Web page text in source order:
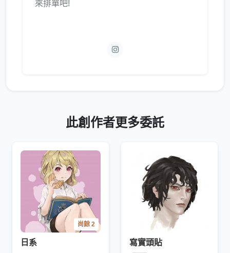
來排單吧!
此創作者更多委託
尚餘 2
日系 寫實頭貼